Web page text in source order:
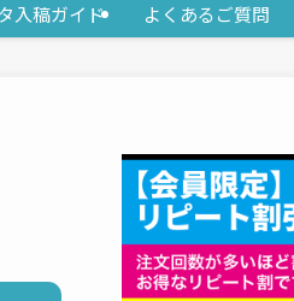
入稿ガイド よくあるご質問